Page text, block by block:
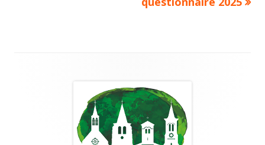
principale